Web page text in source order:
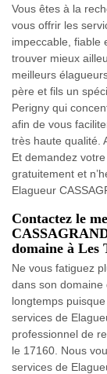
Vous êtes à la
vous offrir les
impeccable, fiable
trouver mieux
meilleurs
père et fils un
Perigny qui
afin de vous
très haute qualité.
Et demandez
gratuitement et
Elagueur
Contactez le
domaine à Les
Ne vous fatiguez
dans son domaine
longtemps
services de
professionnel de
le 17160. Nous
services de